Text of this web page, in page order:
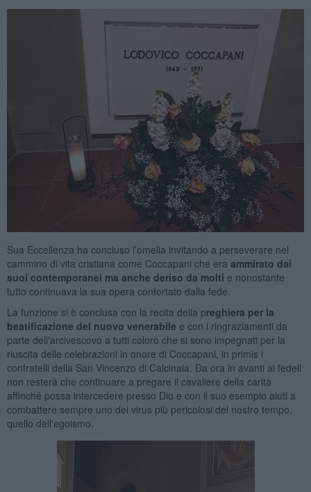
Sua Eccellenza ha concluso l’omelia invitando a perseverare nel
cammino di vita cristiana come Coccapani che era ammirato dai
suoi contemporanei ma anche deriso da molti e nonostante
tutto continuava la sua opera confortato dalla fede.
La funzione si è conclusa con la recita della preghiera per la
beatificazione del nuovo venerabile e con i ringraziamenti da
parte dell'arcivescovo a tutti coloro che si sono impegnati per la
riuscita delle celebrazioni in onore di Coccapani, in primis i
confratelli della San Vincenzo di Calcinaia. Da ora in avanti ai fedeli
non resterà che continuare a pregare il cavaliere della carità
affinché possa intercedere presso Dio e con il suo esempio aiuti a
combattere sempre uno dei virus più pericolosi del nostro tempo,
quello dell'egoismo.